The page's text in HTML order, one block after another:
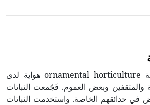
بدأت البستنة التزيينية ornamental horticulture هواية لدى
والمثقفين وبعض العموم. فَجُمعت النباتات
في حدائقهم الخاصة. واستخدمت النباتات